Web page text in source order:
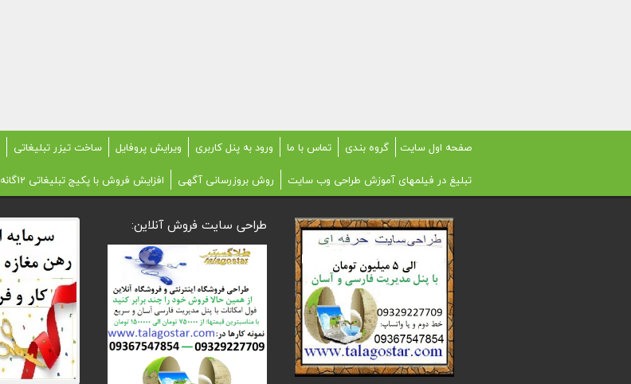
صفحه اول سایت گروه بندی تماس با ما ورود به پنل کاربری ویرایش پروفایل ساخت تیزر تبلیغاتی
تبلیغ در فیلمهای آموزش طراحی وب سایت
روش بروزرسانی آگهی افزایش فروش با پکیج تبلیغاتی 12گانه
طراحی سایت فروش آنلاین: